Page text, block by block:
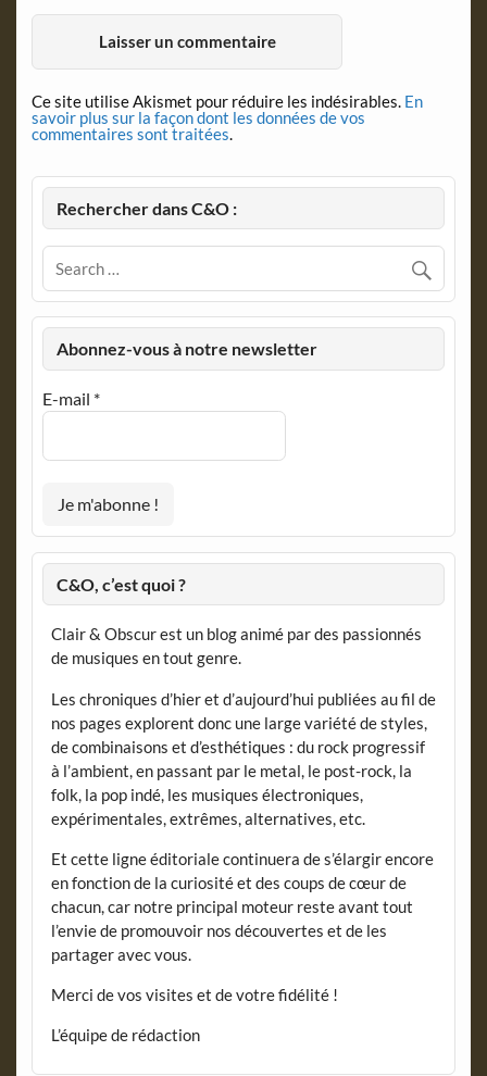
Ce site utilise Akismet pour réduire les indésirables. En
savoir plus sur la façon dont les données de vos
commentaires sont traitées.
Rechercher dans C&O :
Abonnez-vous à notre newsletter
E-mail *
C&O, c’est quoi ?
Clair & Obscur est un blog animé par des passionnés
de musiques en tout genre.
Les chroniques d’hier et d’aujourd’hui publiées au fil de
nos pages explorent donc une large variété de styles,
de combinaisons et d’esthétiques : du rock progressif
à l’ambient, en passant par le metal, le post-rock, la
folk, la pop indé, les musiques électroniques,
expérimentales, extrêmes, alternatives, etc.
Et cette ligne éditoriale continuera de s’élargir encore
en fonction de la curiosité et des coups de cœur de
chacun, car notre principal moteur reste avant tout
l’envie de promouvoir nos découvertes et de les
partager avec vous.
Merci de vos visites et de votre fidélité !
L’équipe de rédaction